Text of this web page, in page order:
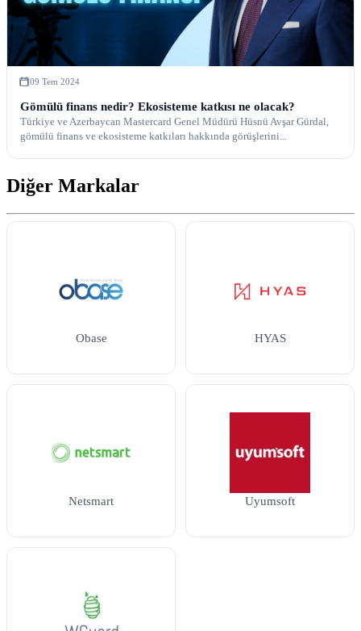
09 Tem 2024
Gömülü finans nedir? Ekosisteme katkısı ne olacak?
Türkiye ve Azerbaycan Mastercard Genel Müdürü Hüsnü Avşar Gürdal,
gömülü finans ve ekosisteme katkıları hakkında görüşlerini...
Diğer Markalar
Obase HYAS
Netsmart Uyumsoft